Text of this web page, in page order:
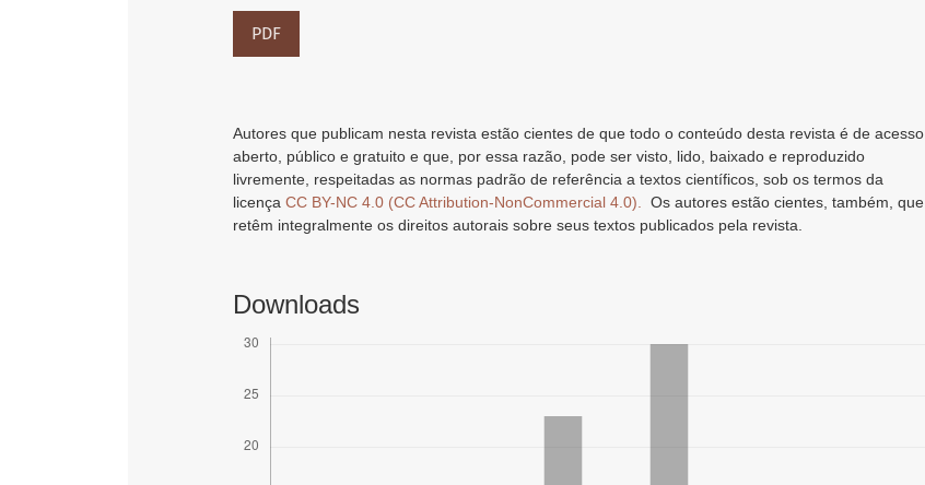
PDF
Autores que publicam nesta revista estão cientes de que todo o conteúdo desta revista é de acesso
aberto, público e gratuito e que, por essa razão, pode ser visto, lido, baixado e reproduzido
livremente, respeitadas as normas padrão de referência a textos científicos, sob os termos da
licença CC BY-NC 4.0 (CC Attribution-NonCommercial 4.0).
Os autores estão cientes, também, que
retêm integralmente os direitos autorais sobre seus textos publicados pela revista.
Downloads